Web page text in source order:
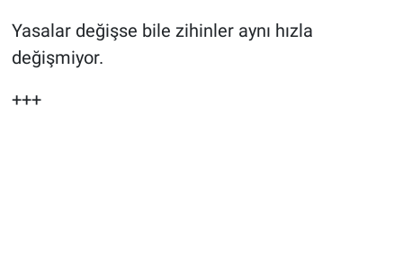
Yasalar değişse bile zihinler aynı hızla
değişmiyor.
+++